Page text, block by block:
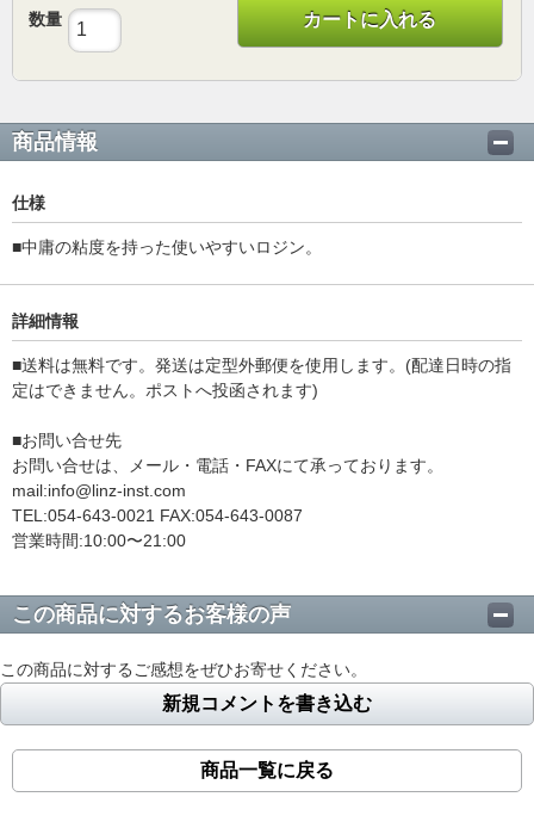
数量 カートに入れる
商品情報
仕様
■中庸の粘度を持った使いやすいロジン。
詳細情報
■送料は無料です。発送は定型外郵便を使用します。(配達日時の指
定はできません。ポストへ投函されます)
■お問い合せ先
お問い合せは、メール・電話・FAXにて承っております。
mail:info@linz-inst.com
TEL:054-643-0021 FAX:054-643-0087
営業時間:10:00〜21:00
この商品に対するお客様の声
この商品に対するご感想をぜひお寄せください。
新規コメントを書き込む
商品一覧に戻る